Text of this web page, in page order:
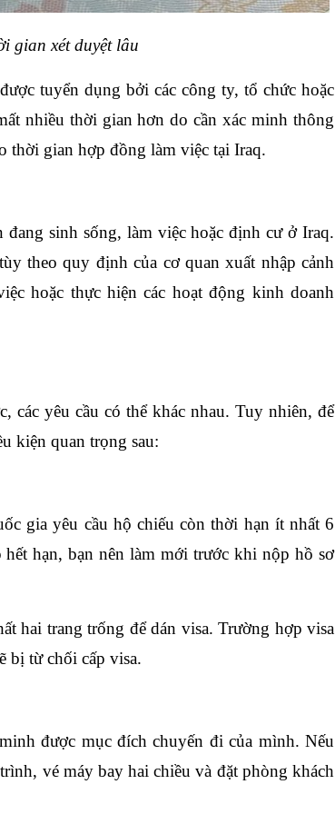
gian xét duyệt lâu
tuyển dụng bởi các công ty, tổ chức hoặc
nhiều thời gian hơn do cần xác minh thông
thời gian hợp đồng làm việc tại Iraq.
sinh sống, làm việc hoặc định cư ở Iraq.
theo quy định của cơ quan xuất nhập cảnh
hoặc thực hiện các hoạt động kinh doanh
các yêu cầu có thể khác nhau. Tuy nhiên, để
kiện quan trọng sau:
gia yêu cầu hộ chiếu còn thời hạn ít nhất 6
hạn, bạn nên làm mới trước khi nộp hồ sơ
hai trang trống để dán visa. Trường hợp visa
bị từ chối cấp visa.
được mục đích chuyến đi của mình. Nếu
vé máy bay hai chiều và đặt phòng khách